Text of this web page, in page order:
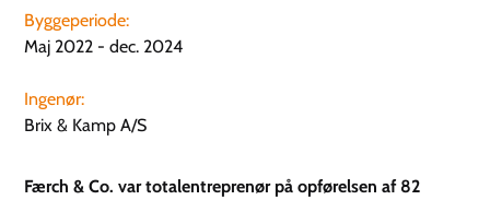
Byggeperiode:
Maj 2022 - dec. 2024
Ingenør:
Brix & Kamp A/S
Færch & Co. var totalentreprenør på opførelsen af 82